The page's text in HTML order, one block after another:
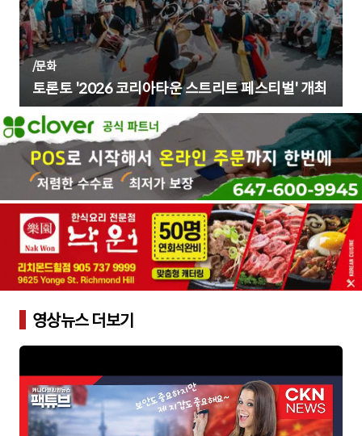
/문화
토론토 '2026 코리아타운 스트리트 페스티벌' 개최
영상뉴스 더보기